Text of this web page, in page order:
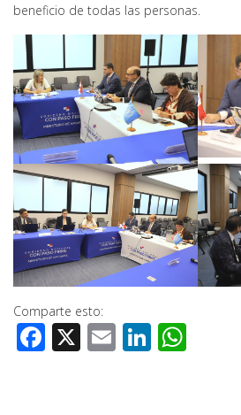
beneficio de todas las personas.
Comparte esto:
Facebook
X EmailLinkedIn